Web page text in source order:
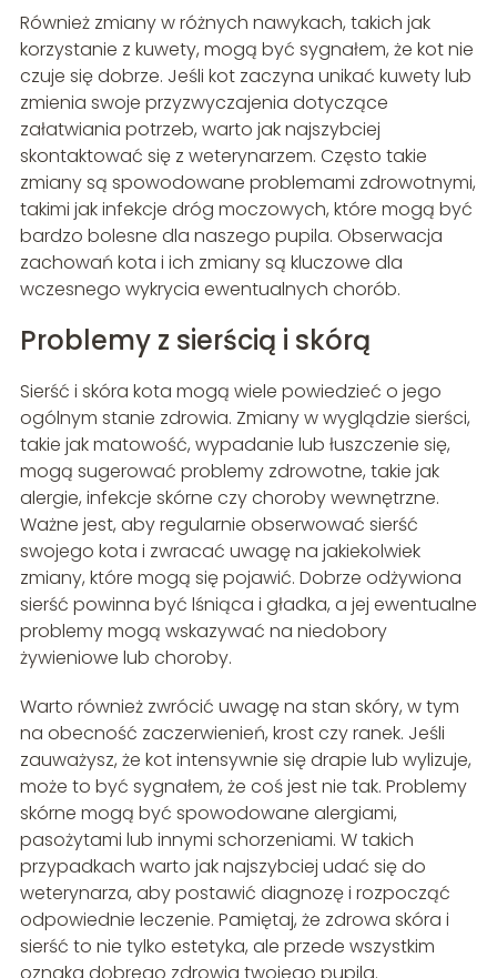
Również zmiany w różnych nawykach, takich jak
korzystanie z kuwety, mogą być sygnałem, że kot nie
czuje się dobrze. Jeśli kot zaczyna unikać kuwety lub
zmienia swoje przyzwyczajenia dotyczące
załatwiania potrzeb, warto jak najszybciej
skontaktować się z weterynarzem. Często takie
zmiany są spowodowane problemami zdrowotnymi,
takimi jak infekcje dróg moczowych, które mogą być
bardzo bolesne dla naszego pupila. Obserwacja
zachowań kota i ich zmiany są kluczowe dla
wczesnego wykrycia ewentualnych chorób.
Problemy z sierścią i skórą
Sierść i skóra kota mogą wiele powiedzieć o jego
ogólnym stanie zdrowia. Zmiany w wyglądzie sierści,
takie jak matowość, wypadanie lub łuszczenie się,
mogą sugerować problemy zdrowotne, takie jak
alergie, infekcje skórne czy choroby wewnętrzne.
Ważne jest, aby regularnie obserwować sierść
swojego kota i zwracać uwagę na jakiekolwiek
zmiany, które mogą się pojawić. Dobrze odżywiona
sierść powinna być lśniąca i gładka, a jej ewentualne
problemy mogą wskazywać na niedobory
żywieniowe lub choroby.
Warto również zwrócić uwagę na stan skóry, w tym
na obecność zaczerwienień, krost czy ranek. Jeśli
zauważysz, że kot intensywnie się drapie lub wylizuje,
może to być sygnałem, że coś jest nie tak. Problemy
skórne mogą być spowodowane alergiami,
pasożytami lub innymi schorzeniami. W takich
przypadkach warto jak najszybciej udać się do
weterynarza, aby postawić diagnozę i rozpocząć
odpowiednie leczenie. Pamiętaj, że zdrowa skóra i
sierść to nie tylko estetyka, ale przede wszystkim